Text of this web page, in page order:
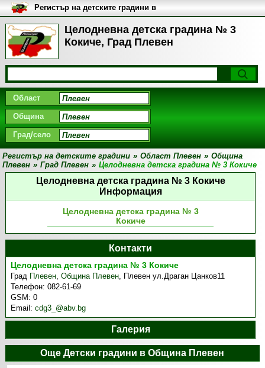
Целодневна детска градина № 3
Кокиче, Град Плевен
Регистър на детските градини в
България
Област
Община
Град/село
Регистър на детските градини » Област Плевен » Община
Плевен » Град Плевен » Целодневна детска градина № 3 Кокиче
Целодневна детска градина № 3 Кокиче
Информация
Целодневна детска градина № 3
Кокиче
Контакти
Целодневна детска градина № 3 Кокиче
Град Плевен,Община Плевен, Плевен ул.Драган Цанков11
Телефон:082-61-69
GSM:0
Email:cdg3_@abv.bg
Галерия
Още Детски градини в Община Плевен